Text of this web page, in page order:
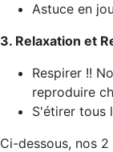
Astuce en
3. Relaxation et
Respirer !!
reproduire
S'étirer tous
Ci-dessous, nos